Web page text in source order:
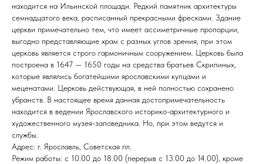
находится на Ильинской площади. Редкий памятник архитектуры
семнадцатого века, расписанный прекрасными фресками. Здание
церкви примечательно тем, что имеет ассиметричные пропорции,
выгодно представляющие храм с разных углов зрения, при этом
церковь является строго гармоничным сооружением. Церковь была
построена в 1647 — 1650 годы на средства братьев Скрипиных,
которые являлись богатейшими ярославскими купцами и
меценатами. Церковь действующая, в ней полностью сохранено
убранств. В настоящее время данная достопримечательность
находится в ведении Ярославского историко-архитектурного и
художественного музея-заповедника. Но, при этом ведутся и
службы.
Адрес: г. Ярославль, Советская пл.
Режим работы: с 10.00 до 18.00 (перерыв с 13.00 до 14.00), кроме